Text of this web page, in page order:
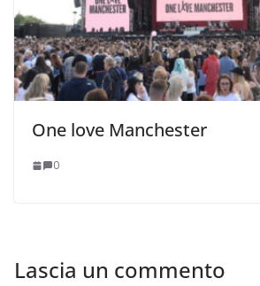
One love Manchester
0
Lascia un commento